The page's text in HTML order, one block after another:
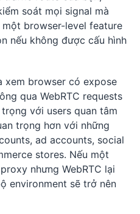
soát mọi signal mà
một browser-level feature
nếu không được cấu hình
xem browser có expose
qua WebRTC requests
với users quan tâm
trọng hơn với những
ad accounts, social
stores. Nếu một
nhưng WebRTC lại
environment sẽ trở nên